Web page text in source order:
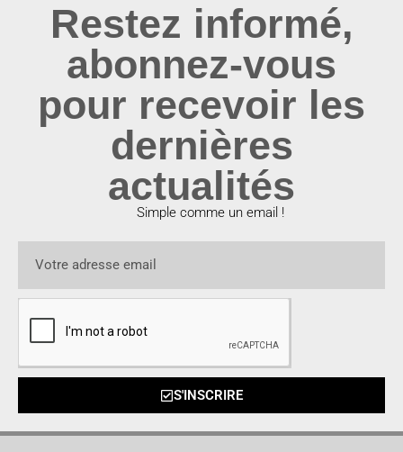
Restez informé,
abonnez-vous
pour recevoir les
dernières
actualités
Simple comme un email !
S'INSCRIRE